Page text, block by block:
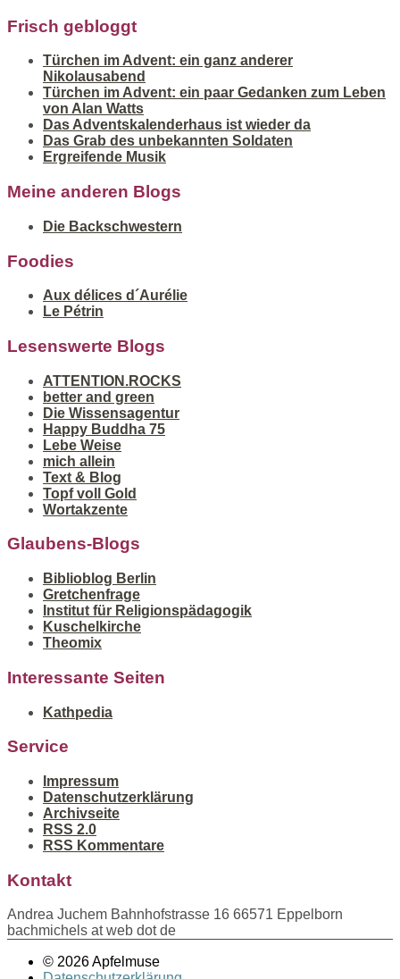
Frisch gebloggt
Türchen im Advent: ein ganz anderer
Nikolausabend
Türchen im Advent: ein paar Gedanken zum Leben
von Alan Watts
Das Adventskalenderhaus ist wieder da
Das Grab des unbekannten Soldaten
Ergreifende Musik
Meine anderen Blogs
Die Backschwestern
Foodies
Aux délices d´Aurélie
Le Pétrin
Lesenswerte Blogs
ATTENTION.ROCKS
better and green
Die Wissensagentur
Happy Buddha 75
Lebe Weise
mich allein
Text & Blog
Topf voll Gold
Wortakzente
Glaubens-Blogs
Biblioblog Berlin
Gretchenfrage
Institut für Religionspädagogik
Kuschelkirche
Theomix
Interessante Seiten
Kathpedia
Service
Impressum
Datenschutzerklärung
Archivseite
RSS 2.0
RSS Kommentare
Kontakt
Andrea Juchem Bahnhofstrasse 16 66571 Eppelborn
bachmichels at web dot de
© 2026 Apfelmuse